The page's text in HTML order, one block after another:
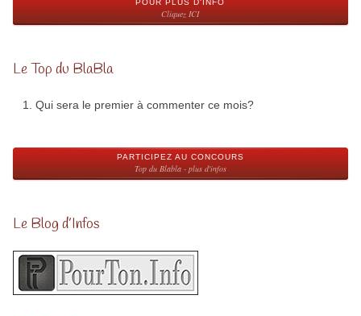
POUR PLUS D'INFO
Cliquez ICI
Le Top du BlaBla
Qui sera le premier à commenter ce mois?
PARTICIPEZ AU CONCOURS
Top du Blabla - plus d'infos
Le Blog d’Infos